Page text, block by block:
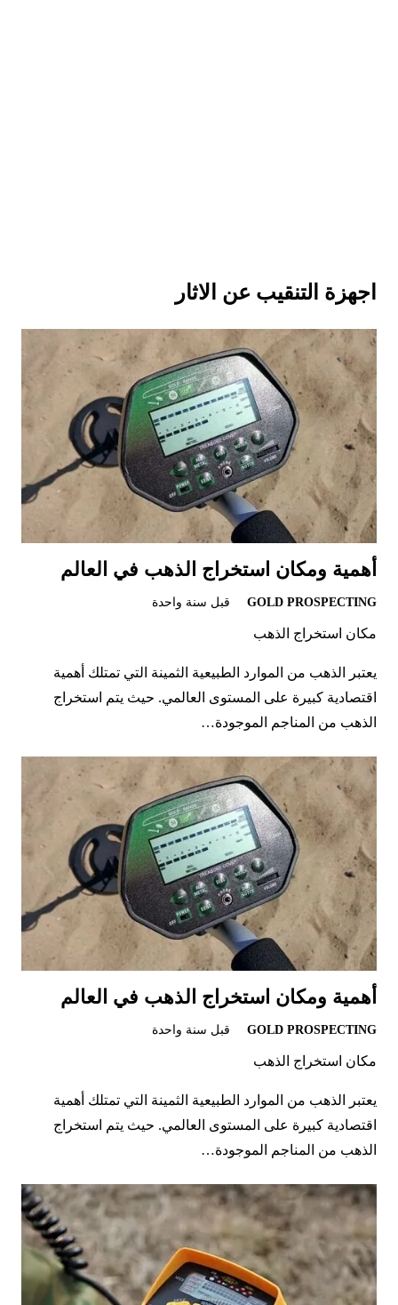
اجهزة التنقيب عن الاثار
أهمية ومكان استخراج الذهب في العالم
GOLD PROSPECTING قبل سنة واحدة
مكان استخراج الذهب
يعتبر الذهب من الموارد الطبيعية الثمينة التي تمتلك أهمية
اقتصادية كبيرة على المستوى العالمي. حيث يتم استخراج
الذهب من المناجم الموجودة…
أهمية ومكان استخراج الذهب في العالم
GOLD PROSPECTING قبل سنة واحدة
مكان استخراج الذهب
يعتبر الذهب من الموارد الطبيعية الثمينة التي تمتلك أهمية
اقتصادية كبيرة على المستوى العالمي. حيث يتم استخراج
الذهب من المناجم الموجودة…